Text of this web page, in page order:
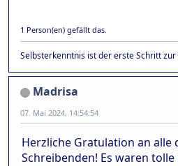
1 Person(en) gefällt das.
Selbsterkenntnis ist der erste Schritt
Madrisa
07. Mai 2024, 14:54:54
Herzliche Gratulation an alle
Schreibenden! Es waren tolle